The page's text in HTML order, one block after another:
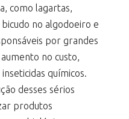
como lagartas,
no algodoeiro e
por grandes
no custo,
químicos.
desses sérios
produtos